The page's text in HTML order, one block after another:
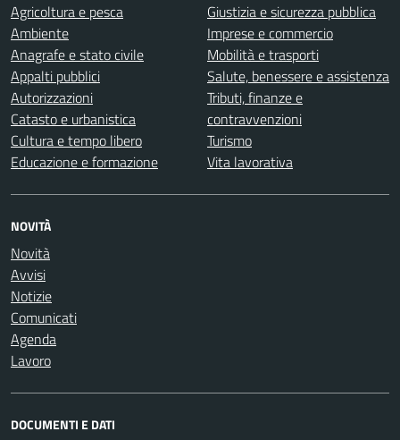
Agricoltura e pesca
Ambiente
Anagrafe e stato civile
Appalti pubblici
Autorizzazioni
Catasto e urbanistica
Cultura e tempo libero
Educazione e formazione
Giustizia e sicurezza pubblica
Imprese e commercio
Mobilità e trasporti
Salute, benessere e assistenza
Tributi, finanze e
contravvenzioni
Turismo
Vita lavorativa
NOVITÀ
Novità
Avvisi
Notizie
Comunicati
Agenda
Lavoro
DOCUMENTI E DATI